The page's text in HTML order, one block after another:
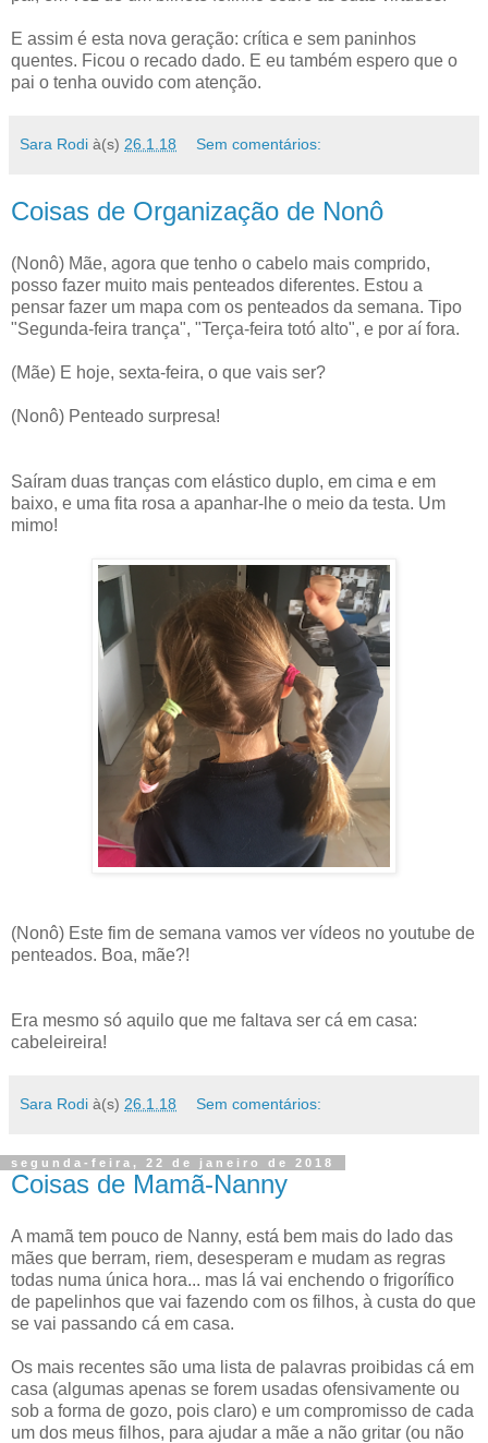
E assim é esta nova geração: crítica e sem paninhos
quentes. Ficou o recado dado. E eu também espero que o
pai o tenha ouvido com atenção.
Sara Rodi à(s) 26.1.18 Sem comentários:
Coisas de Organização de Nonô
(Nonô) Mãe, agora que tenho o cabelo mais comprido,
posso fazer muito mais penteados diferentes. Estou a
pensar fazer um mapa com os penteados da semana. Tipo
"Segunda-feira trança", "Terça-feira totó alto", e por aí fora.
(Mãe) E hoje, sexta-feira, o que vais ser?
(Nonô) Penteado surpresa!
Saíram duas tranças com elástico duplo, em cima e em
baixo, e uma fita rosa a apanhar-lhe o meio da testa. Um
mimo!
(Nonô) Este fim de semana vamos ver vídeos no youtube de
penteados. Boa, mãe?!
Era mesmo só aquilo que me faltava ser cá em casa:
cabeleireira!
Sara Rodi à(s) 26.1.18 Sem comentários:
segunda-feira, 22 de janeiro de 2018
Coisas de Mamã-Nanny
A mamã tem pouco de Nanny, está bem mais do lado das
mães que berram, riem, desesperam e mudam as regras
todas numa única hora... mas lá vai enchendo o frigorífico
de papelinhos que vai fazendo com os filhos, à custa do que
se vai passando cá em casa.
Os mais recentes são uma lista de palavras proibidas cá em
casa (algumas apenas se forem usadas ofensivamente ou
sob a forma de gozo, pois claro) e um compromisso de cada
um dos meus filhos, para ajudar a mãe a não gritar (ou não